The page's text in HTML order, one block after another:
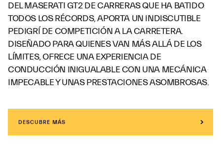
DEL MASERATI GT2 DE CARRERAS QUE HA BATIDO
TODOS LOS RÉCORDS, APORTA UN INDISCUTIBLE
PEDIGRÍ DE COMPETICIÓN A LA CARRETERA.
DISEÑADO PARA QUIENES VAN MÁS ALLÁ DE LOS
LÍMITES, OFRECE UNA EXPERIENCIA DE
CONDUCCIÓN INIGUALABLE CON UNA MECÁNICA
IMPECABLE Y UNAS PRESTACIONES ASOMBROSAS.
DESCUBRE MÁS